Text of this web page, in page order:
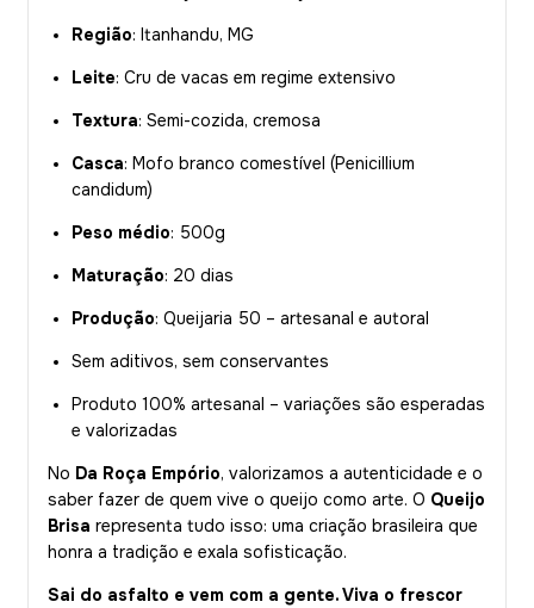
Região: Itanhandu, MG
Leite: Cru de vacas em regime extensivo
Textura: Semi-cozida, cremosa
Casca: Mofo branco comestível (Penicillium
candidum)
Peso médio: 500g
Maturação: 20 dias
Produção: Queijaria 50 – artesanal e autoral
Sem aditivos, sem conservantes
Produto 100% artesanal – variações são esperadas
e valorizadas
No Da Roça Empório, valorizamos a autenticidade e o
saber fazer de quem vive o queijo como arte. O Queijo
Brisa representa tudo isso: uma criação brasileira que
honra a tradição e exala sofisticação.
Sai do asfalto e vem com a gente. Viva o frescor